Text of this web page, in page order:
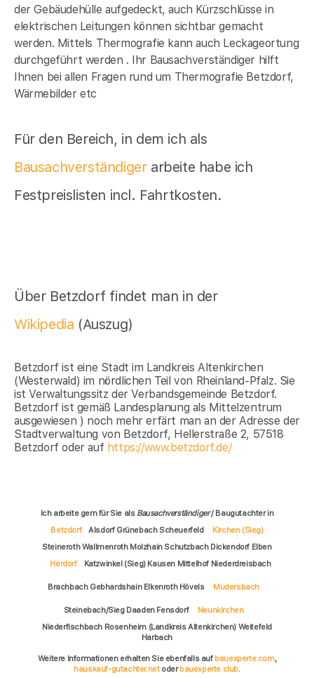
der Gebäudehülle aufgedeckt, auch Kürzschlüsse in
elektrischen Leitungen können sichtbar gemacht
werden. Mittels Thermografie kann auch Leckageortung
durchgeführt werden . Ihr Bausachverständiger hilft
Ihnen bei allen Fragen rund um Thermografie Betzdorf,
Wärmebilder etc
Für den Bereich, in dem ich als
Bausachverständigerarbeite habe ich
Festpreislisten incl. Fahrtkosten.
Über Betzdorf findet man in der
Wikipedia (Auszug)
Betzdorf ist eine Stadt im Landkreis Altenkirchen
(Westerwald) im nördlichen Teil von Rheinland-Pfalz. Sie
ist Verwaltungssitz der Verbandsgemeinde Betzdorf.
Betzdorf ist gemäß Landesplanung als Mittelzentrum
ausgewiesen ) noch mehr erfärt man an der Adresse der
Stadtverwaltung von Betzdorf, Hellerstraße 2, 57518
Betzdorf oder auf https://www.betzdorf.de/
Ich arbeite gern für Sie als Bausachverständiger/ Baugutachter in
Betzdorf
Alsdorf Grünebach Scheuerfeld
Kirchen (Sieg)
Steineroth Wallmenroth Molzhain Schutzbach Dickendorf Elben
Herdorf
Katzwinkel (Sieg) Kausen Mittelhof Niederdreisbach
Brachbach Gebhardshain Elkenroth Hövels Mudersbach
Steinebach/Sieg Daaden Fensdorf
Neunkirchen
Niederfischbach Rosenheim (Landkreis Altenkirchen) Weitefeld
Harbach
Weitere Informationen erhalten Sie ebenfalls auf bauexperte.com,
hauskauf-gutachter.netoderbauexperte.club.